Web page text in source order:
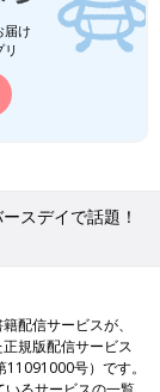
届け
スデイで話題！
配信サービスが、
規版配信サービス
号）です。